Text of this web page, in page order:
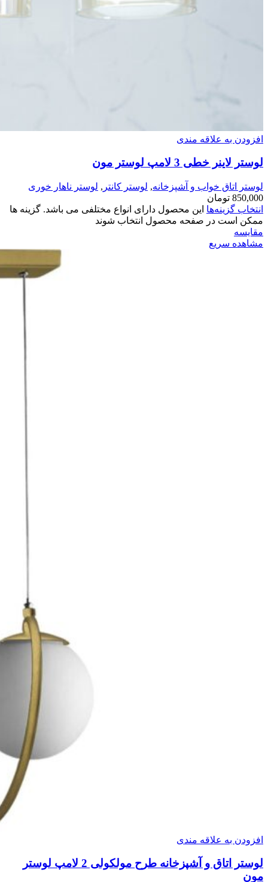
افزودن به علاقه مندی
لوستر لاینر خطی 3 لامپ لوستر مون
لوستر اتاق خواب و آشپزخانه, لوستر کانتر , لوستر ناهار خوری
850,000 تومان
انتخاب گزینه‌ها این محصول دارای انواع مختلفی می باشد. گزینه ها
ممکن است در صفحه محصول انتخاب شوند
مقایسه
مشاهده سریع
افزودن به علاقه مندی
لوستر اتاق و آشپزخانه طرح مولکولی 2 لامپ لوستر
مون